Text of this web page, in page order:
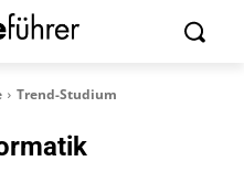
Trend-Studium